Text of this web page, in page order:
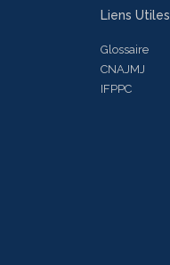
Liens Utiles
Glossaire
CNAJMJ
IFPPC